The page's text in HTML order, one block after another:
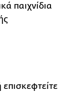
παιχνίδια
επισκεφτείτε